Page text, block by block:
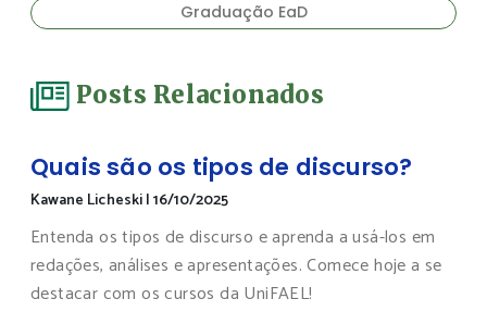
Graduação EaD
Posts Relacionados
Quais são os tipos de discurso?
Kawane Licheski|16/10/2025
Entenda os tipos de discurso e aprenda a usá-los em
redações, análises e apresentações. Comece hoje a se
destacar com os cursos da UniFAEL!